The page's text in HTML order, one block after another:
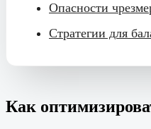
Опасности
Стратегии для
Как